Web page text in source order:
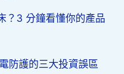
？3 分鐘看懂你的產品
防護的三大投資誤區